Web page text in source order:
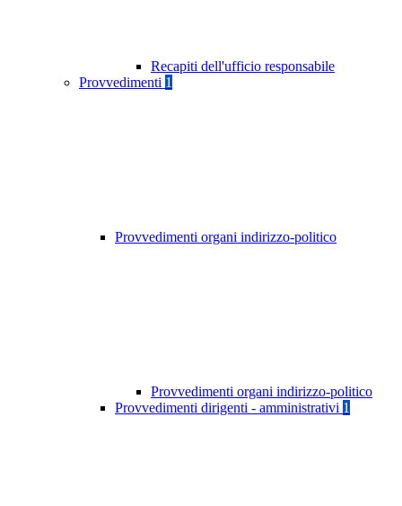
Recapiti dell'ufficio responsabile
Provvedimenti 1
Provvedimenti organi indirizzo-politico
Provvedimenti organi indirizzo-politico
Provvedimenti dirigenti - amministrativi 1